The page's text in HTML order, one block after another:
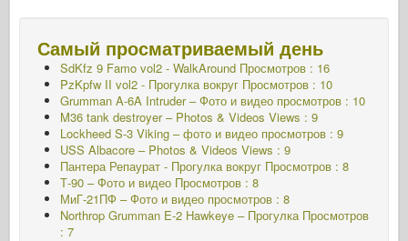
Самый просматриваемый день
SdKfz 9 Famo vol2 - WalkAround Просмотров : 16
PzKpfw II vol2 - Прогулка вокруг Просмотров : 10
Grumman A-6A Intruder – Фото и видео просмотров : 10
M36 tank destroyer – Photos & Videos Views : 9
Lockheed S-3 Viking – фото и видео просмотров : 9
USS Albacore – Photos & Videos Views : 9
Пантера Репаурат - Прогулка вокруг Просмотров : 8
Т-90 – Фото и видео Просмотров : 8
МиГ-21ПФ – Фото и видео просмотров : 8
Northrop Grumman E-2 Hawkeye – Прогулка Просмотров
: 7